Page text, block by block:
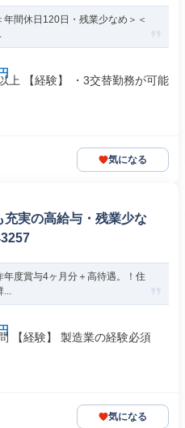
間休日120日・残業少なめ＞＜
上 【経験】 ・3交替勤務が可能
気になる
実の高給与・残業少な
度賞与4ヶ月分＋高待遇。！住
...
【経験】 製造業の経験必須
気になる